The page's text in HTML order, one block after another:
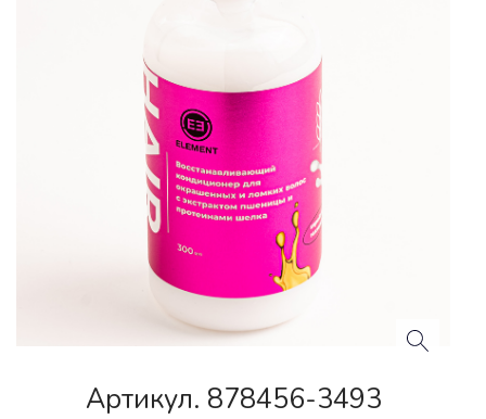
Артикул. 878456-3493